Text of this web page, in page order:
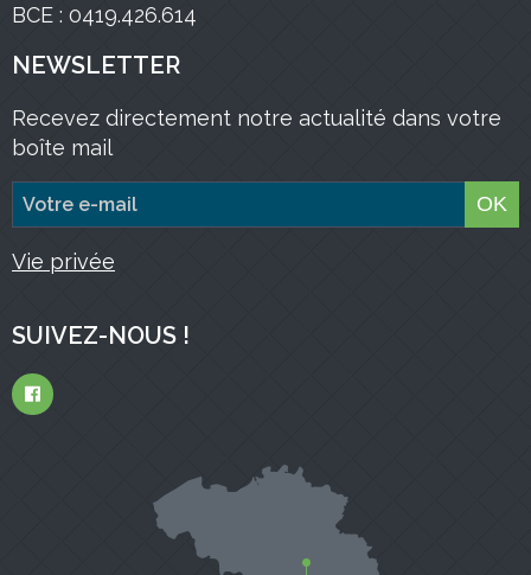
BCE : 0419.426.614
NEWSLETTER
Recevez directement notre actualité dans votre
boîte mail
OK
Vie privée
SUIVEZ-NOUS !